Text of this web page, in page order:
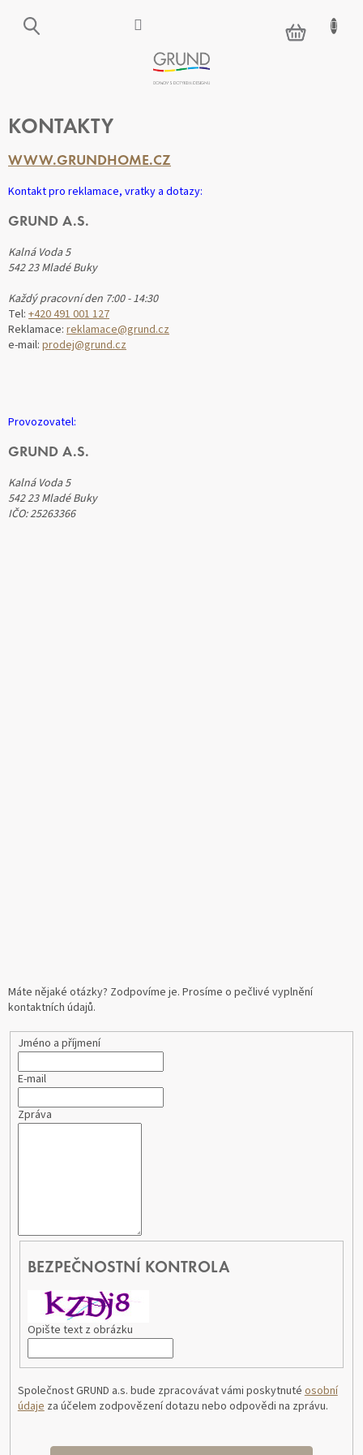
NÁKUPNÍ
KOŠÍK
KONTAKTY
WWW.GRUNDHOME.CZ
Kontakt pro reklamace, vratky a dotazy:
GRUND A.S.
Kalná Voda 5
542 23 Mladé Buky
Každý pracovní den 7:00 - 14:30
Tel: +420 491 001 127
Reklamace: reklamace@grund.cz
e-mail: prodej@grund.cz
Provozovatel:
GRUND A.S.
Kalná Voda 5
542 23 Mladé Buky
IČO: 25263366
Máte nějaké otázky? Zodpovíme je. Prosíme o pečlivé vyplnění
kontaktních údajů.
Jméno a příjmení
E-mail
Zpráva
BEZPEČNOSTNÍ KONTROLA
Opište text z obrázku
Společnost GRUND a.s. bude zpracovávat vámi poskytnuté osobní
údaje za účelem zodpovězení dotazu nebo odpovědi na zprávu.